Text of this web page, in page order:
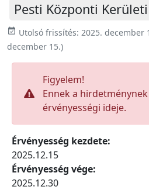
Pesti Központi
event_available Utolsó frissítés: 2025. december
december 15.)
Figyelem!
Ennek a
érvényességi ideje.
Érvényesség kezdete:
2025.12.15
Érvényesség vége:
2025.12.30